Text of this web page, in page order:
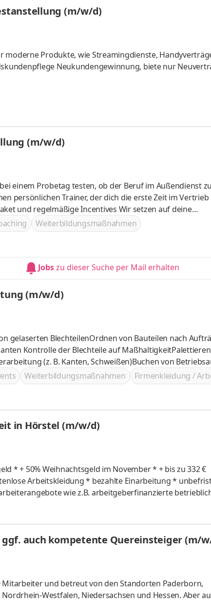
(m/w/d)
Produkte, wie Streamingdienste,
nur Neuverträge an,
(m/w/d)
– auch dein IHK-Zertifikat kannst du bei uns
Weiterbildungsmaßnahmen
Jobszu dieser Suche per Mail erhalten
(m/w/d)
Kontrolle der Blechteile auf
(z. B. Kanten, Schweißen)Buchen von
Weiterbildungsmaßnahmen
Firmenkleidung /
in Hörstel (m/w/d)
€
als Postbote bei uns *
auch kompetente Quereinsteiger (m/
und betreut von den Standorten Paderborn,
Westfalen, Niedersachsen und Hessen. Aber